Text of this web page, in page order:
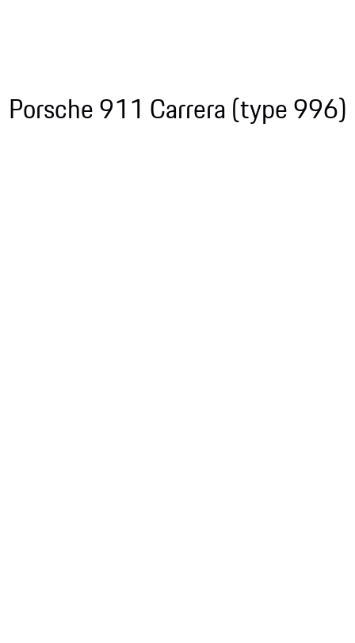
Porsche 911 Carrera (type 996)